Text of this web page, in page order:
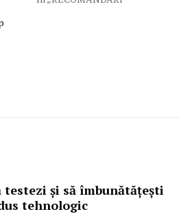
testezi și să îmbunătățești
tehnologic